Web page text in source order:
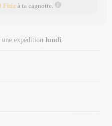
Fitizà ta cagnotte.
une expédition lundi.